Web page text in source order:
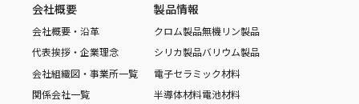
会社概要
会社概要・沿革
代表挨拶・企業理念
会社組織図・事業所一覧
関係会社一覧
製品情報
クロム製品無機リン製品
シリカ製品バリウム製品
電子セラミック材料
半導体材料電池材料